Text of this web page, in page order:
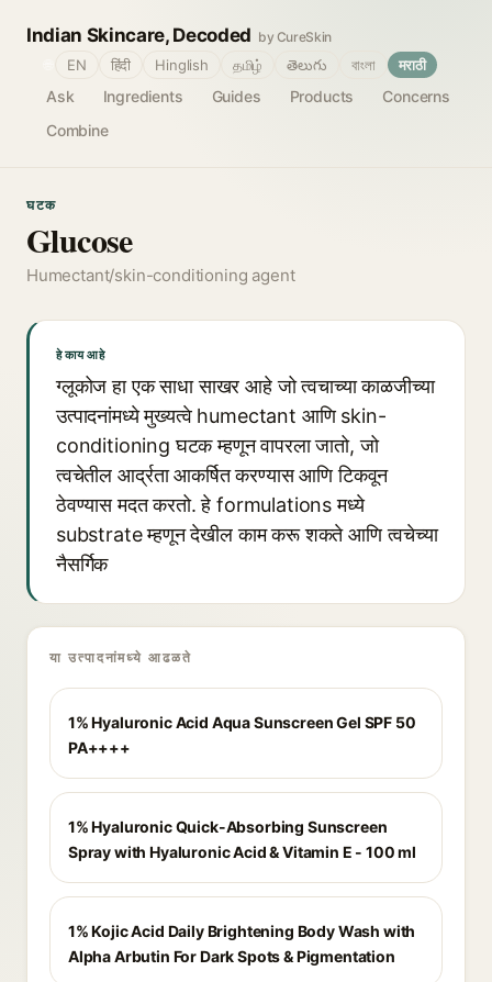
Indian Skincare, Decoded by CureSkin
Ask Ingredients Guides Products
Concerns
Combine
EN हिंदी Hinglish தமிழ் తెలుగు বাংলা मराठी
घटक
Glucose
Humectant/skin-conditioning agent
हे काय आहे
ग्लूकोज हा एक साधा साखर आहे जो त्वचाच्या काळजीच्या
उत्पादनांमध्ये मुख्यत्वे humectant आणि skin-
conditioning घटक म्हणून वापरला जातो, जो
त्वचेतील आर्द्रता आकर्षित करण्यास आणि टिकवून
ठेवण्यास मदत करतो. हे formulations मध्ये
substrate म्हणून देखील काम करू शकते आणि त्वचेच्या
नैसर्गिक
या उत्पादनांमध्ये आढळते
1% Hyaluronic Acid Aqua Sunscreen Gel SPF 50
PA++++
1% Hyaluronic Quick-Absorbing Sunscreen
Spray with Hyaluronic Acid & Vitamin E - 100 ml
1% Kojic Acid Daily Brightening Body Wash with
Alpha Arbutin For Dark Spots & Pigmentation